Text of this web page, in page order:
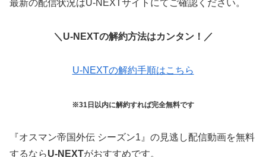
最新の配信状況はU-NEXTサイトにてご確認ください。
＼U-NEXTの解約方法はカンタン！／
U-NEXTの解約手順はこちら
※31日以内に解約すれば完全無料です
『オスマン帝国外伝 シーズン1』の見逃し配信動画を無料
するならU-NEXTがおすすめです。